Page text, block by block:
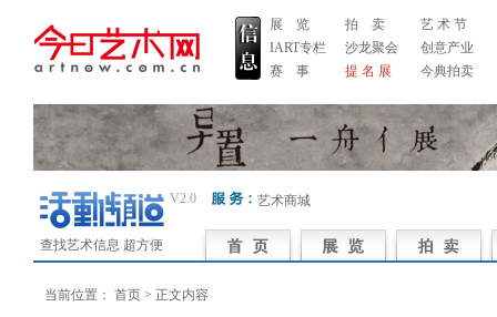
展 览
IART专栏
赛 事
拍 卖
沙龙聚会
提 名 展
艺 术 节
创意产业
今典拍卖
查找艺术信息 超方便
V2.0 艺术商城
当前位置： 首页 > 正文内容